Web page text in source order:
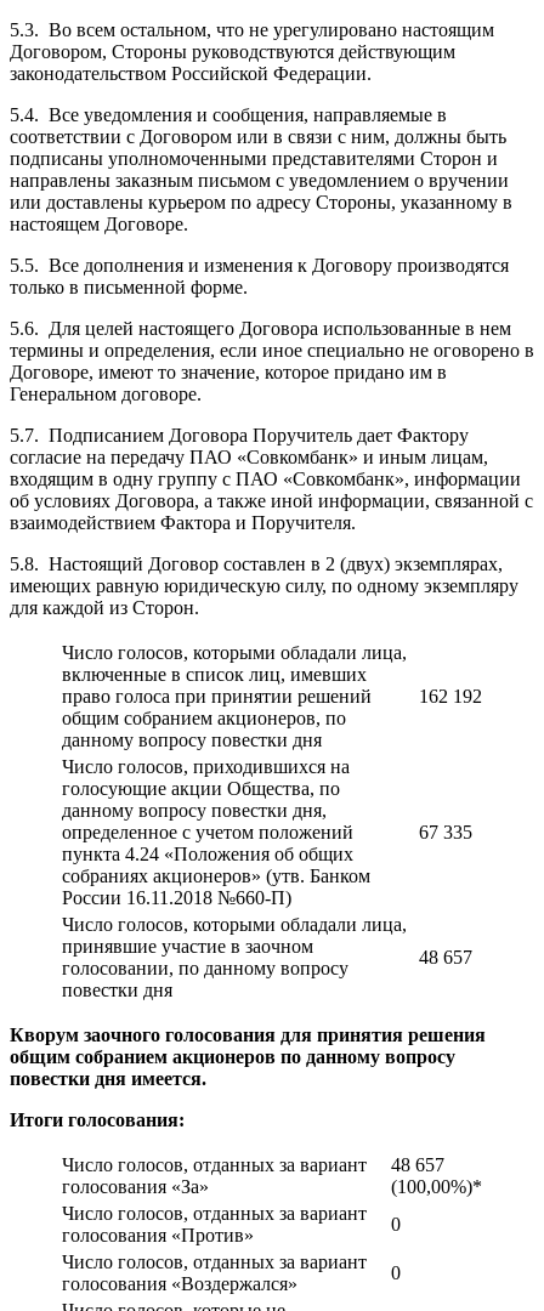
5.3. Во всем остальном, что не урегулировано настоящим
Договором, Стороны руководствуются действующим
законодательством Российской Федерации.
5.4. Все уведомления и сообщения, направляемые в
соответствии с Договором или в связи с ним, должны быть
подписаны уполномоченными представителями Сторон и
направлены заказным письмом с уведомлением о вручении
или доставлены курьером по адресу Стороны, указанному в
настоящем Договоре.
5.5. Все дополнения и изменения к Договору производятся
только в письменной форме.
5.6. Для целей настоящего Договора использованные в нем
термины и определения, если иное специально не оговорено в
Договоре, имеют то значение, которое придано им в
Генеральном договоре.
5.7. Подписанием Договора Поручитель дает Фактору
согласие на передачу ПАО «Совкомбанк» и иным лицам,
входящим в одну группу с ПАО «Совкомбанк», информации
об условиях Договора, а также иной информации, связанной с
взаимодействием Фактора и Поручителя.
5.8. Настоящий Договор составлен в 2 (двух) экземплярах,
имеющих равную юридическую силу, по одному экземпляру
для каждой из Сторон.
Число голосов, которыми обладали лица,
включенные в список лиц, имевших
право голоса при принятии решений
общим собранием акционеров, по
данному вопросу повестки дня
162 192
Число голосов, приходившихся на
голосующие акции Общества, по
данному вопросу повестки дня,
определенное с учетом положений
пункта 4.24 «Положения об общих
собраниях акционеров» (утв. Банком
России 16.11.2018 №660-П)
67 335
Число голосов, которыми обладали лица,
принявшие участие в заочном
голосовании, по данному вопросу
повестки дня
48 657
Кворум заочного голосования для принятия решения
общим собранием акционеров по данному вопросу
повестки дня имеется.
Итоги голосования:
Число голосов, отданных за вариант
голосования «За»
48 657
(100,00%)*
Число голосов, отданных за вариант
голосования «Против»
0
Число голосов, отданных за вариант
голосования «Воздержался»
0